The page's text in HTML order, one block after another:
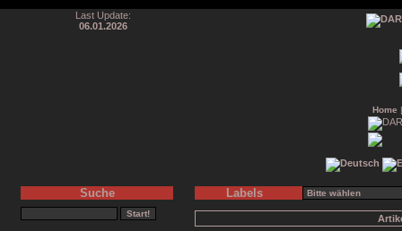
Last Update:
06.01.2026
Home
Suche Labels